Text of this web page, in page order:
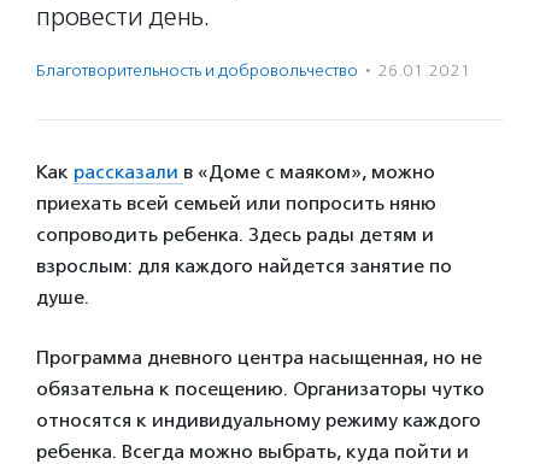
провести день.
Благотвори­тель­ность и доброволь­чест­во · 26.01.2021
Как рассказали в «Доме с маяком», можно
приехать всей семьей или попросить няню
сопроводить ребенка. Здесь рады детям и
взрослым: для каждого найдется занятие по
душе.
Программа дневного центра насыщенная, но не
обязательна к посещению. Организаторы чутко
относятся к индивидуальному режиму каждого
ребенка. Всегда можно выбрать, куда пойти и